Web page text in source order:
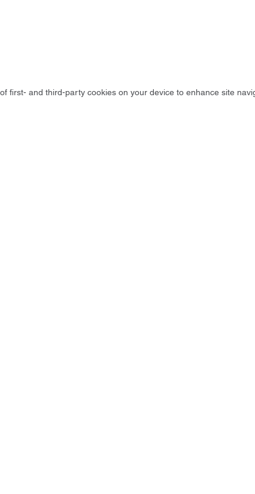
first- and third-party cookies on your device to enhance site